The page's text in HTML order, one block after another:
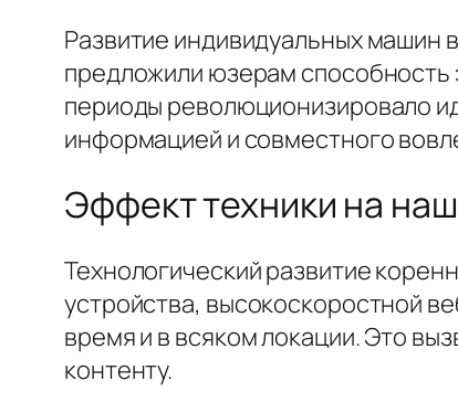
Развитие индивидуальных машин
предложили юзерам способность
периоды революционизировало
информацией и совместного
Эффект техники на
Технологический развитие
устройства, высокоскоростной
время и в всяком локации. Это
контенту.